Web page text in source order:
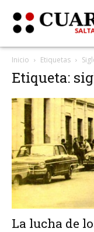
Inicio Etiquetas
Etiqueta:
La lucha de